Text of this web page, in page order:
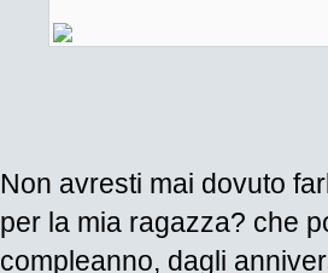
Non avresti mai dovuto
per la mia ragazza? che
compleanno, dagli